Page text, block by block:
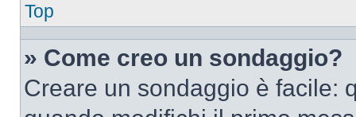
Top
» Come creo un sondaggio?
Creare un sondaggio è facile: